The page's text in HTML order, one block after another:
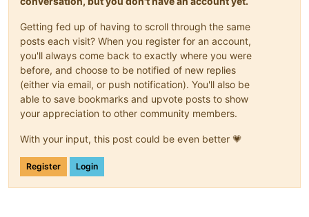
Getting fed up of having to scroll through the same
posts each visit? When you register for an account,
you'll always come back to exactly where you were
before, and choose to be notified of new replies
(either via email, or push notification). You'll also be
able to save bookmarks and upvote posts to show
your appreciation to other community members.
With your input, this post could be even better 💗
Register Login